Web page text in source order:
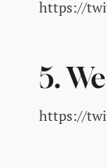
https://
5.
https://